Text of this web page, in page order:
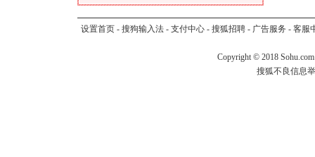
设置首页- 搜狗输入法- 支付中心- 搜狐招聘- 广告服务 - 客服
Copyright © 2018
搜狐不良信息